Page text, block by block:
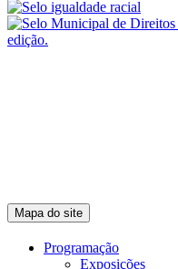
Mapa do site
Programação
Exposições